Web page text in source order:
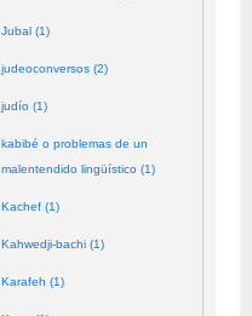
Jubal (1)
judeoconversos (2)
judío (1)
kabibé o problemas de un
malentendido lingüístico (1)
Kachef (1)
Kahwedji-bachi (1)
Karafeh (1)